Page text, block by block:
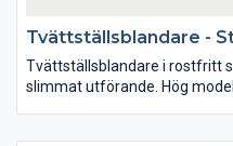
Tvättställsblandare -
Tvättställsblandare i rostfritt
slimmat utförande. Hög